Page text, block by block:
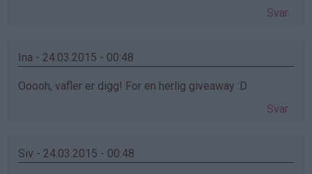
Svar
Ina - 24.03.2015 - 00:48
Ooooh, vafler er digg! For en herlig giveaway :D
Svar
Siv - 24.03.2015 - 00:48